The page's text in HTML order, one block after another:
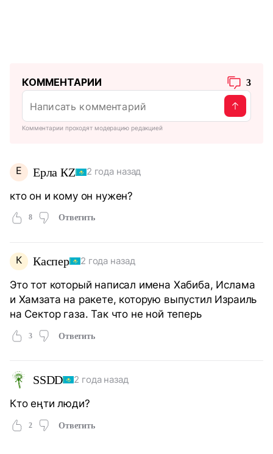
КОММЕНТАРИИ 3
Комментарии проходят модерацию редакцией
Е Ерла КZ 2 года назад
кто он и кому он нужен?
8 Ответить
К Каспер 2 года назад
Это тот который написал имена Хабиба, Ислама
и Хамзата на ракете, которую выпустил Израиль
на Сектор газа. Так что не ной теперь
3 Ответить
SSDD 2 года назад
Кто еңти люди?
2 Ответить